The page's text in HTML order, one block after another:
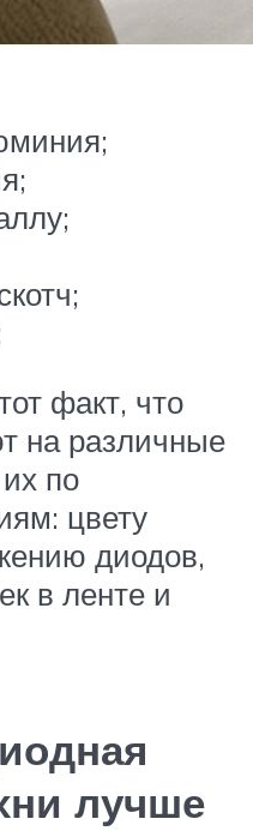
факт, что
на различные
по
цвету
диодов,
в ленте и
лучше